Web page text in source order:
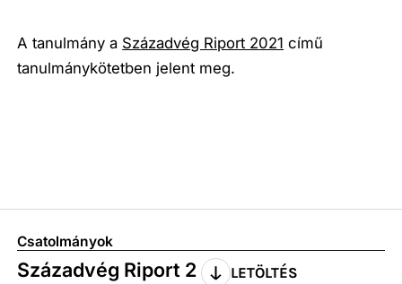
A tanulmány a Századvég Riport 2021 című
tanulmánykötetben jelent meg.
Csatolmányok
Századvég Riport 2
LETÖLTÉS